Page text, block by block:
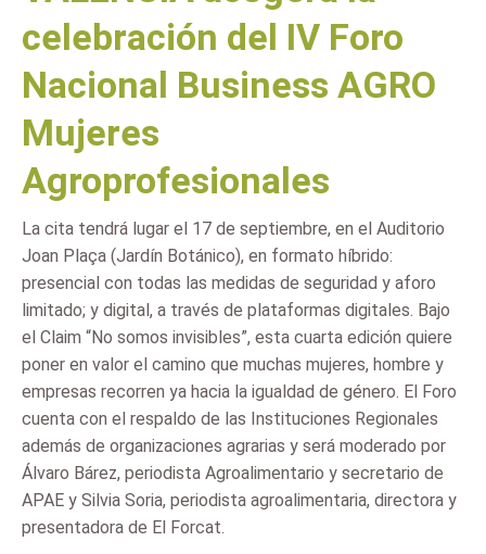
celebración del IV Foro
Nacional Business AGRO
Mujeres
Agroprofesionales
La cita tendrá lugar el 17 de septiembre, en el Auditorio
Joan Plaça (Jardín Botánico), en formato híbrido:
presencial con todas las medidas de seguridad y aforo
limitado; y digital, a través de plataformas digitales. Bajo
el Claim “No somos invisibles”, esta cuarta edición quiere
poner en valor el camino que muchas mujeres, hombre y
empresas recorren ya hacia la igualdad de género. El Foro
cuenta con el respaldo de las Instituciones Regionales
además de organizaciones agrarias y será moderado por
Álvaro Bárez, periodista Agroalimentario y secretario de
APAE y Silvia Soria, periodista agroalimentaria, directora y
presentadora de El Forcat.